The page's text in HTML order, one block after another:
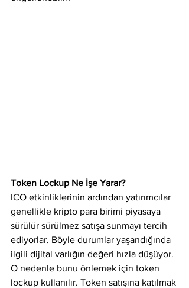
Token Lockup Ne İşe Yarar?
ICO etkinliklerinin ardından yatırımcılar
genellikle kripto para birimi piyasaya
sürülür sürülmez satışa sunmayı tercih
ediyorlar. Böyle durumlar yaşandığında
ilgili dijital varlığın değeri hızla düşüyor.
O nedenle bunu önlemek için token
lockup kullanılır. Token satışına katılmak